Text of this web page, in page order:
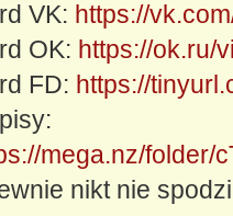
VK: https://
OK: https://ok.ru/
FD: https://
mega.nz/folder/
nikt nie